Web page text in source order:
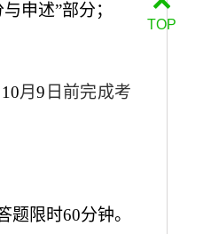
申述”部分；
10月9 日前完成考
题限时60分钟。
TOP